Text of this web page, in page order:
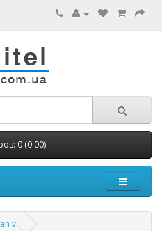
0 (0.00)
v